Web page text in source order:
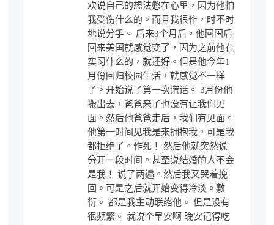
欢说自己的想法憋在心里，因为他怕
我受伤什么的。而且我很作，时不时
地说分手。 后来3个月后，他回国后
回来美国就感觉变了，因为之前他在
实习什么的，就还好。但是他今年1
月份回归校园生活，就感觉不一样
了。开始说了第一次谎话。 3月份他
搬出去，爸爸来了也没有让我们见
面。然后他爸爸走后，我们有见面。
他第一时间见我是来拥抱我，可是我
都拒绝了。作死！ 然后他就突然说
分开一段时间。甚至说结婚的人不会
是我！ 说了两遍。然后我又哭着挽
回。可是之后就开始变得冷淡。敷
衍。 都是我主动联络他。 但是没有
很频繁。 就说个早安啊 晚安记得吃